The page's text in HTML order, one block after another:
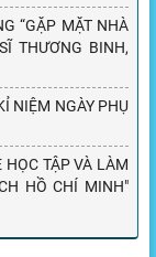
“GẶP MẶT NHÀ
THƯƠNG BINH,
NIỆM NGÀY PHỤ
HỌC TẬP VÀ LÀM
HỒ CHÍ MINH"